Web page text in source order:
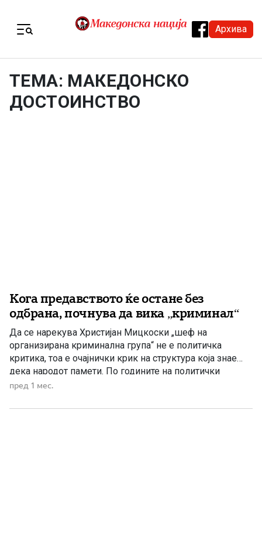
Архива
ТЕМА: МАКЕДОНСКО
ДОСТОИНСТВО
Кога предавството ќе остане без
одбрана, почнува да вика „криминал“
Да се нарекува Христијан Мицкоски „шеф на
организирана криминална група“ не е политичка
критика, тоа е очајнички крик на структура која знае
дека народот памети. По годините на политички
отстапки и удирање врз македонското достоинство,
повторно се слушаат навреди, етикети и политички
пред 1 мес.